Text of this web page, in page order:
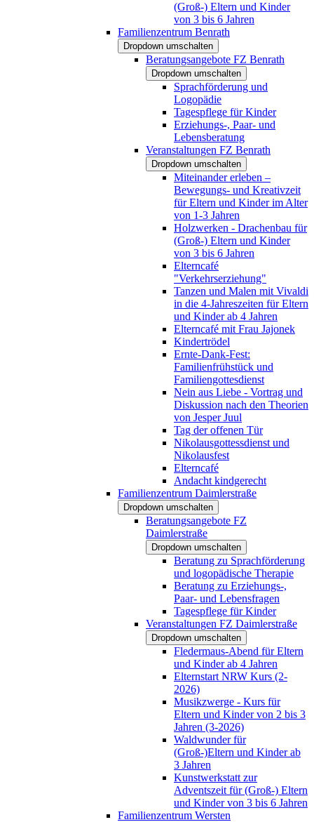
(Groß-) Eltern und Kinder
von 3 bis 6 Jahren
Familienzentrum Benrath
Dropdown umschalten
Beratungsangebote FZ Benrath
Dropdown umschalten
Sprachförderung und
Logopädie
Tagespflege für Kinder
Erziehungs-, Paar- und
Lebensberatung
Veranstaltungen FZ Benrath
Dropdown umschalten
Miteinander erleben –
Bewegungs- und Kreativzeit
für Eltern und Kinder im Alter
von 1-3 Jahren
Holzwerken - Drachenbau für
(Groß-) Eltern und Kinder
von 3 bis 6 Jahren
Elterncafé
"Verkehrserziehung"
Tanzen und Malen mit Vivaldi
in die 4-Jahreszeiten für Eltern
und Kinder ab 4 Jahren
Elterncafé mit Frau Jajonek
Kindertrödel
Ernte-Dank-Fest:
Familienfrühstück und
Familiengottesdienst
Nein aus Liebe - Vortrag und
Diskussion nach den Theorien
von Jesper Juul
Tag der offenen Tür
Nikolausgottessdienst und
Nikolausfest
Elterncafé
Andacht kindgerecht
Familienzentrum Daimlerstraße
Dropdown umschalten
Beratungsangebote FZ
Daimlerstraße
Dropdown umschalten
Beratung zu Sprachförderung
und logopädische Therapie
Beratung zu Erziehungs-,
Paar- und Lebensfragen
Tagespflege für Kinder
Veranstaltungen FZ Daimlerstraße
Dropdown umschalten
Fledermaus-Abend für Eltern
und Kinder ab 4 Jahren
Elternstart NRW Kurs (2-
2026)
Musikzwerge - Kurs für
Eltern und Kinder von 2 bis 3
Jahren (3-2026)
Waldwunder für
(Groß-)Eltern und Kinder ab
3 Jahren
Kunstwerkstatt zur
Adventszeit für (Groß-) Eltern
und Kinder von 3 bis 6 Jahren
Familienzentrum Wersten